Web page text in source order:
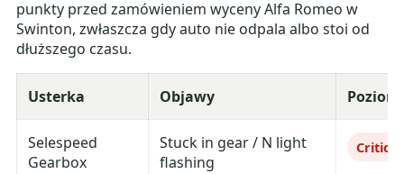
punkty przed zamówieniem wyceny Alfa Romeo w
Swinton, zwłaszcza gdy auto nie odpala albo stoi od
dłuższego czasu.
Usterka Objawy Poziom
Selespeed
Gearbox
Stuck in gear / N light
flashing
Critical